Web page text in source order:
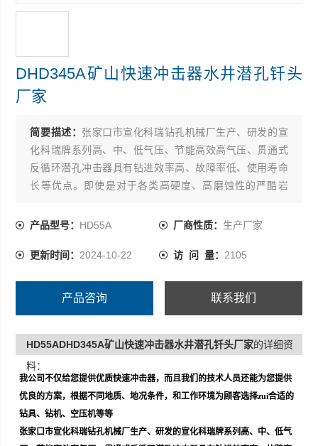
DHD345A矿山快速冲击器水井潜孔钎头
厂家
简要描述： 张家口市宣化科瑞钻孔机械厂生产、研发的宣
化科瑞牌系列高、中、低气压、节能高效高气压、贯通式
反循环潜孔冲击器具有钻进效率高、故障率低、使用寿命
长等优点。即使是对于各类高硬度、高磨蚀性的严酷岩
中高气压冲击器型号：KR76、KR3.5、KR340、KR345、
KR360A、KR380、K
产品型号： HD55A 厂商性质： 生产厂家
更新时间： 2024-10-22 访 问 量： 2105
产品咨询 联系我们
HD55ADHD345A矿山快速冲击器水井潜孔钎头厂家的详细资
料：
我公司不仅给您提供优质快速冲击器，而且我们的技术人员还能为您提供
优良的方案，根据不同地质、地况条件，和工作环境为顾客选择zui合适的
钻具、钻机、空压机等等
张家口市宣化科瑞钻孔机械厂生产、研发的宣化科瑞牌系列高、中、低气